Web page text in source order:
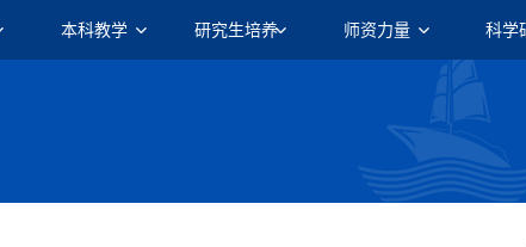
本科教学 研究生培养 师资力量 科学